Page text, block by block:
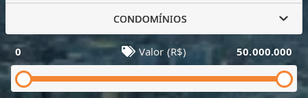
CONDOMÍNIOS
0 Valor (R$) 50.000.000